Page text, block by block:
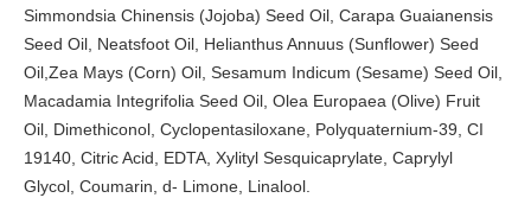
Simmondsia Chinensis (Jojoba) Seed Oil, Carapa Guaianensis
Seed Oil, Neatsfoot Oil, Helianthus Annuus (Sunflower) Seed
Oil,Zea Mays (Corn) Oil, Sesamum Indicum (Sesame) Seed Oil,
Macadamia Integrifolia Seed Oil, Olea Europaea (Olive) Fruit
Oil, Dimethiconol, Cyclopentasiloxane, Polyquaternium-39, CI
19140, Citric Acid, EDTA, Xylityl Sesquicaprylate, Caprylyl
Glycol, Coumarin, d- Limone, Linalool.